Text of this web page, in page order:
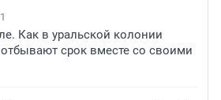
Как в уральской колонии
срок вместе со своими